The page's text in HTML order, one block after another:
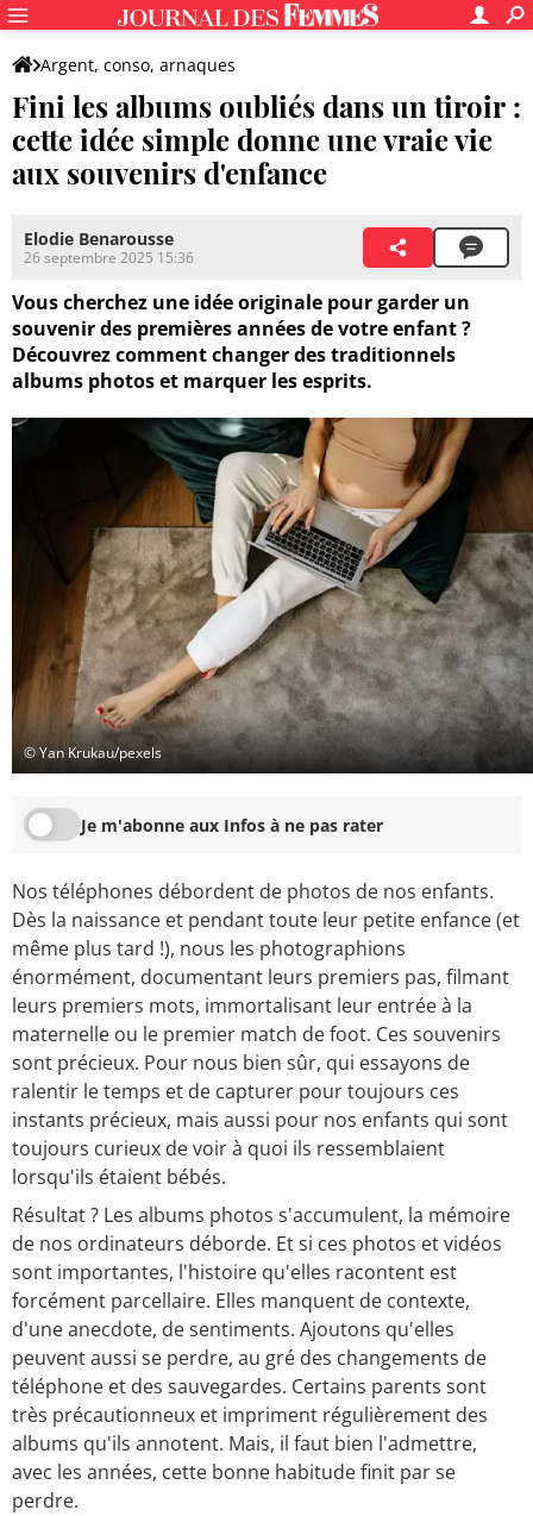
Argent, conso, arnaques
Fini les albums oubliés dans un tiroir :
cette idée simple donne une vraie vie
aux souvenirs d'enfance
Elodie Benarousse
26 septembre 2025 15:36
Vous cherchez une idée originale pour garder un
souvenir des premières années de votre enfant ?
Découvrez comment changer des traditionnels
albums photos et marquer les esprits.
© Yan Krukau/pexels
Je m'abonne aux Infos à ne pas rater
Nos téléphones débordent de photos de nos enfants.
Dès la naissance et pendant toute leur petite enfance (et
même plus tard !), nous les photographions
énormément, documentant leurs premiers pas, filmant
leurs premiers mots, immortalisant leur entrée à la
maternelle ou le premier match de foot. Ces souvenirs
sont précieux. Pour nous bien sûr, qui essayons de
ralentir le temps et de capturer pour toujours ces
instants précieux, mais aussi pour nos enfants qui sont
toujours curieux de voir à quoi ils ressemblaient
lorsqu'ils étaient bébés.
Résultat ? Les albums photos s'accumulent, la mémoire
de nos ordinateurs déborde. Et si ces photos et vidéos
sont importantes, l'histoire qu'elles racontent est
forcément parcellaire. Elles manquent de contexte,
d'une anecdote, de sentiments. Ajoutons qu'elles
peuvent aussi se perdre, au gré des changements de
téléphone et des sauvegardes. Certains parents sont
très précautionneux et impriment régulièrement des
albums qu'ils annotent. Mais, il faut bien l'admettre,
avec les années, cette bonne habitude finit par se
perdre.